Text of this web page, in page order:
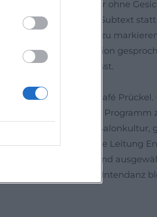
– von „Mörder ohne
Zurücknahme: Subtext statt
akustisch zu
und Postproduktion
Bilder entstehen lässt.
im Wiener Café Prückel.
und entwickelte ein Programm
setzte auf kultivierte Salonkultur,
Spielzeit legte er die Leitung
auf Gesang, Lesung und
aber intensiven Intendanz